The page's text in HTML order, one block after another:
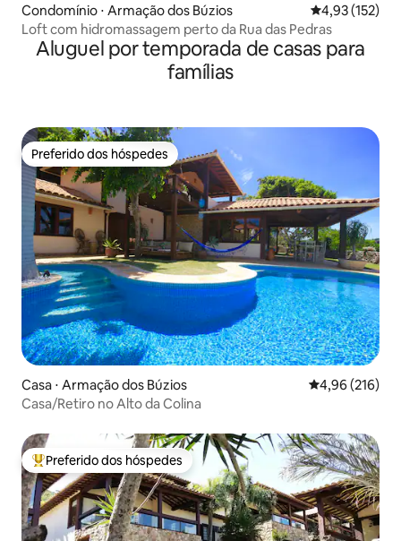
Condomínio ⋅ Armação dos Búzios 4,93 de uma
4,93 (152)
Loft com hidromassagem perto da Rua das Pedras
Aluguel por temporada de casas para
famílias
Preferido dos hóspedes
Preferido dos hóspedes
Casa ⋅ Armação dos Búzios 4,96 de uma
4,96 (216)
Casa/Retiro no Alto da Colina
Entre os melhores preferidos dos hóspedes
Preferido dos hóspedes